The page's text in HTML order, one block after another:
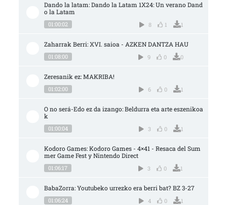
Dando la latam: Dando la Latam 1X24: Un verano Dand
o la Latam
01:00:02 8 1 1
Zaharrak Berri: XVI. saioa - AZKEN DANTZA HAU
01:08:00 9 0 0
Zeresanik ez: MAKRIBA!
01:02:00 6 0 1
O no será-Edo ez da izango: Beldurra eta arte eszenikoa
k
01:00:04 3 0 1
Kodoro Games: Kodoro Games - 4×41 - Resaca del Sum
mer Game Fest y Nintendo Direct
01:06:17 3 0 1
BabaZorra: Youtubeko urrezko era berri bat? BZ 3-27
01:06:24 4 0 1